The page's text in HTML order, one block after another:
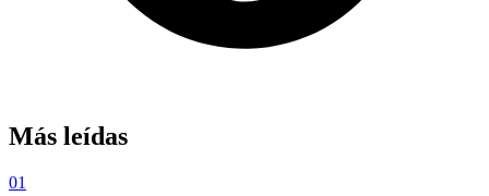
Más leídas
01